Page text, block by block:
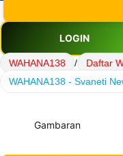
LOGIN
WAHANA138 / Daftar
WAHANA138 - Svaneti
Gambaran